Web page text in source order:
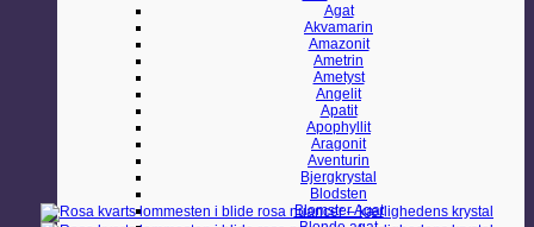
Agat
Akvamarin
Amazonit
Ametrin
Ametyst
Angelit
Apatit
Apophyllit
Aragonit
Aventurin
Bjergkrystal
Blodsten
Blomster Agat